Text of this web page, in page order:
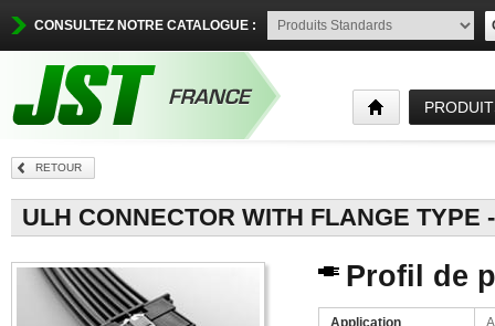
CONSULTEZ NOTRE CATALOGUE :
RETOUR
ULH CONNECTOR WITH FLANGE
Profil de
Application